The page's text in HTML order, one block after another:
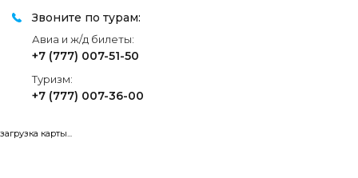
Звоните по турам:
Авиа и ж/д билеты:
+7 (777) 007-51-50
Туризм:
+7 (777) 007-36-00
загрузка карты...